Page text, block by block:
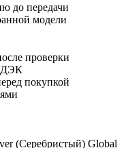
до передачи
модели
проверки
покупкой